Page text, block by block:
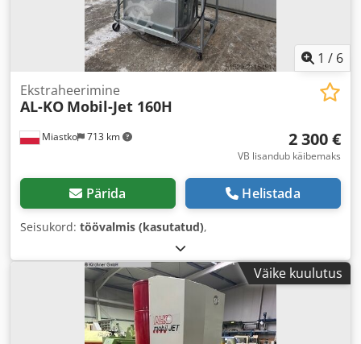
1 / 6
Miastko 713 km
Ekstraheerimine
AL-KO Mobil-Jet 160H
2 300 €
VB lisandub käibemaks
Pärida Helistada
Seisukord: töövalmis (kasutatud),
Väike kuulutus